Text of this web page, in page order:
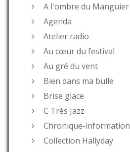
A l'ombre du Manguier
Agenda
Atelier radio
Au cœur du festival
Au gré du vent
Bien dans ma bulle
Brise glace
C Très Jazz
Chronique-information
Collection Hallyday